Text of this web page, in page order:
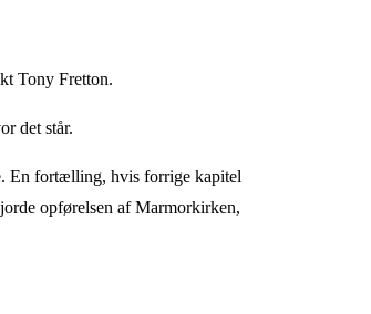
Tony Fretton.
det står.
En fortælling, hvis forrige kapitel
opførelsen af Marmorkirken,